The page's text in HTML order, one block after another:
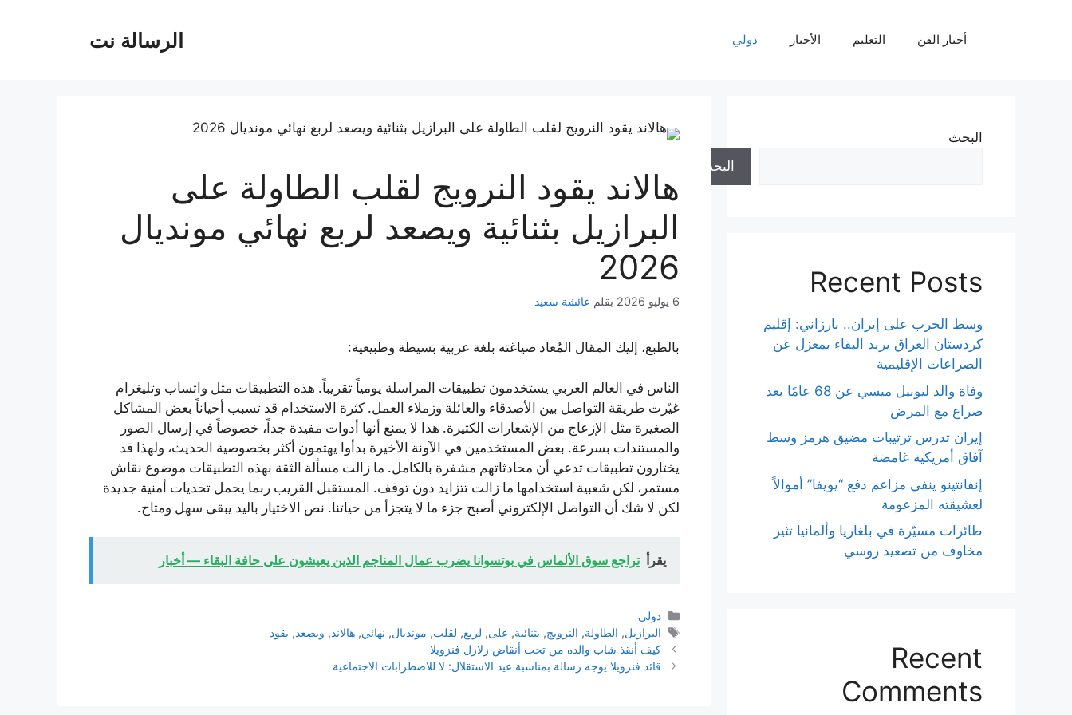
الرسالة نت أخبار الفن التعليم الأخبار دولي
هالاند يقود النرويج لقلب الطاولة على
البرازيل بثنائية ويصعد لربع نهائي مونديال
2026
6 يوليو 2026 بقلم عائشة سعيد
بالطبع، إليك المقال المُعاد صياغته بلغة عربية بسيطة وطبيعية:
الناس في العالم العربي يستخدمون تطبيقات المراسلة يومياً تقريباً. هذه التطبيقات مثل واتساب وتليغرام
غيّرت طريقة التواصل بين الأصدقاء والعائلة وزملاء العمل. كثرة الاستخدام قد تسبب أحياناً بعض المشاكل
الصغيرة مثل الإزعاج من الإشعارات الكثيرة. هذا لا يمنع أنها أدوات مفيدة جداً، خصوصاً في إرسال الصور
والمستندات بسرعة. بعض المستخدمين في الآونة الأخيرة بدأوا يهتمون أكثر بخصوصية الحديث، ولهذا قد
يختارون تطبيقات تدعي أن محادثاتهم مشفرة بالكامل. ما زالت مسألة الثقة بهذه التطبيقات موضوع نقاش
مستمر، لكن شعبية استخدامها ما زالت تتزايد دون توقف. المستقبل القريب ربما يحمل تحديات أمنية جديدة
لكن لا شك أن التواصل الإلكتروني أصبح جزء ما لا يتجزأ من حياتنا. نص الاختيار باليد يبقى سهل ومتاح.
يقرأ تراجع سوق الألماس في بوتسوانا يضرب عمال المناجم الذين يعيشون على حافة البقاء — أخبار
التصنيفات
دولي
الوسوم
البرازيل, الطاولة, النرويج, بثنائية, على, لربع, لقلب, مونديال, نهائي,هالاند, ويصعد, يقود
كيف أنقذ شاب والده من تحت أنقاض زلازل فنزويلا
قائد فنزويلا يوجه رسالة بمناسبة عيد الاستقلال: لا للاضطرابات الاجتماعية
البحث
البحث
Recent Posts
وسط الحرب على إيران.. بارزاني: إقليم
كردستان العراق يريد البقاء بمعزل عن
الصراعات الإقليمية
وفاة والد ليونيل ميسي عن 68 عامًا بعد
صراع مع المرض
إيران تدرس ترتيبات مضيق هرمز وسط
آفاق أمريكية غامضة
إنفانتينو ينفي مزاعم دفع “يويفا” أموالاً
لعشيقته المزعومة
طائرات مسيّرة في بلغاريا وألمانيا تثير
مخاوف من تصعيد روسي
Recent
Comments